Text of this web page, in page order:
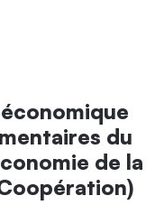
du
de la